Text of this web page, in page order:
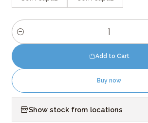
Quantity
Add to Cart
Buy now
Show stock from locations